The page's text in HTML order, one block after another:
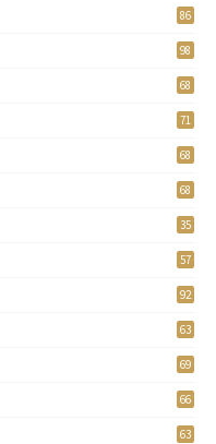
86
98
68
71
68
68
35
57
92
63
69
66
63